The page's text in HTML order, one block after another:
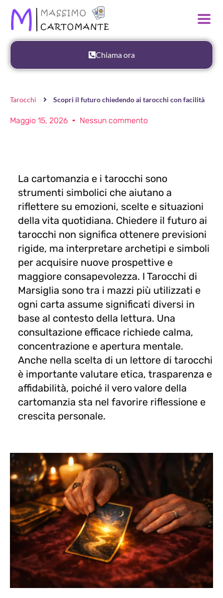
Chiama ora
Tarocchi Scopri il futuro chiedendo ai tarocchi con facilità
Maggio 15, 2026 Nessun commento
La cartomanzia e i tarocchi sono
strumenti simbolici che aiutano a
riflettere su emozioni, scelte e situazioni
della vita quotidiana. Chiedere il futuro ai
tarocchi non significa ottenere previsioni
rigide, ma interpretare archetipi e simboli
per acquisire nuove prospettive e
maggiore consapevolezza. I Tarocchi di
Marsiglia sono tra i mazzi più utilizzati e
ogni carta assume significati diversi in
base al contesto della lettura. Una
consultazione efficace richiede calma,
concentrazione e apertura mentale.
Anche nella scelta di un lettore di tarocchi
è importante valutare etica, trasparenza e
affidabilità, poiché il vero valore della
cartomanzia sta nel favorire riflessione e
crescita personale.